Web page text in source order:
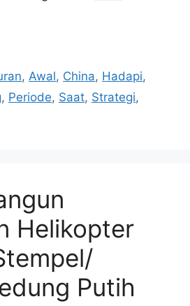
,Awal, China, Hadapi,
, Periode, Saat, Strategi,
Helikopter
Putih